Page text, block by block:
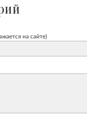
на сайте)